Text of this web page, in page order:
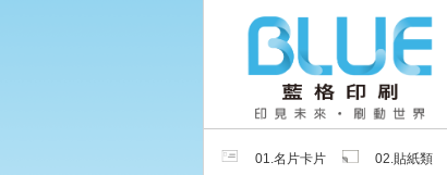
01.名片卡片
02.貼紙類